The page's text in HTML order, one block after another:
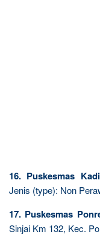
16. Puskesmas
Jenis (type): Non
17. Puskesmas
Sinjai Km 132, Kec.